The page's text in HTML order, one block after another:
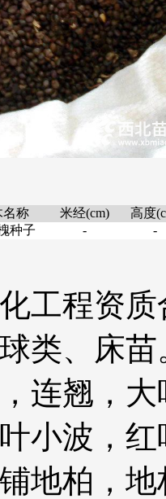
名称 米经(cm)
高度
种子
- -
工程资
类、床
连翘，
小波，
地柏，